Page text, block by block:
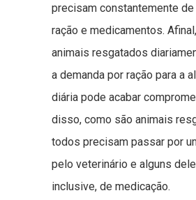
precisam constantemente de
ração e medicamentos.
animais resgatados
a demanda por ração para a
diária pode acabar
disso, como são animais
todos precisam passar por
pelo veterinário e alguns
inclusive, de medicação.